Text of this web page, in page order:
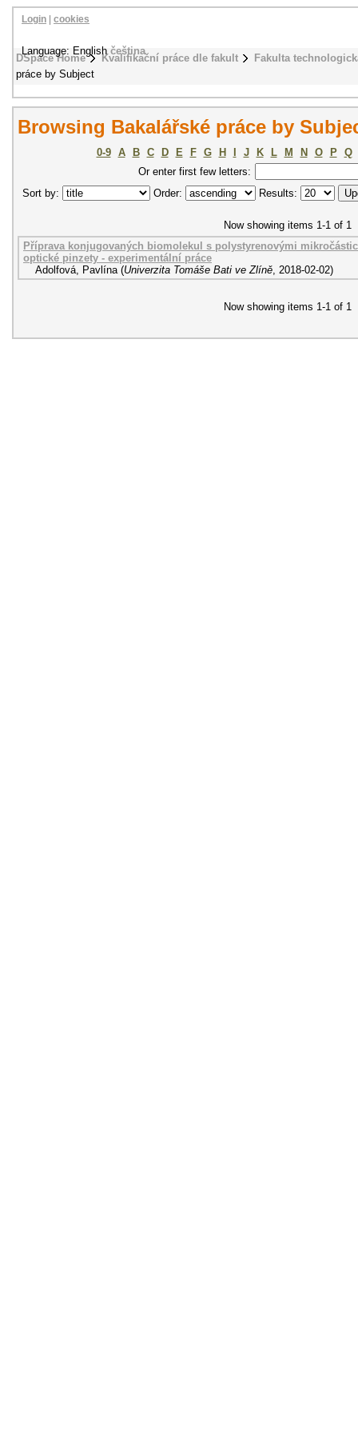
DSpace Home Kvalifikační práce dle fakult
Fakulta
práce by Subject
Login cookies
Language: Englishčeština
Browsing Bakalářské práce by
0-9 A B C D E F G H J K L M N O P
Q
Or enter first few letters:
Sort by:
Order: Results:
Now showing items 1-1 of 1
Příprava konjugovaných biomolekul s polystyrenovými
optické pinzety - experimentální práce
Adolfová, Pavlína (Univerzita Tomáše Bati ve Zlíně, 2018-02-02)
Now showing items 1-1 of 1